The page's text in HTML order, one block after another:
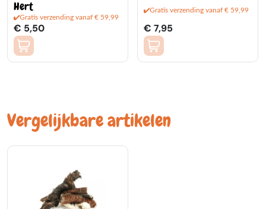
Hert
Gratis verzending vanaf € 59,99
€ 5,50
Gratis verzending vanaf € 59,99
€ 7,95
Vergelijkbare artikelen